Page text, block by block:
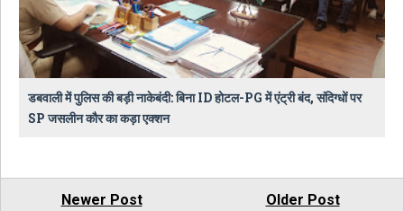
डबवाली में पुलिस की बड़ी नाकेबंदी: बिना ID होटल-PG में एंट्री बंद, संदिग्धों पर
SP जसलीन कौर का कड़ा एक्शन
Newer Post Older Post